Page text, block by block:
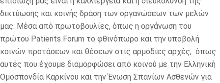
δικτύωσης και κοινής δράση των οργανώσεων των μελών
μας. Μέσα από πρωτοβουλίες, όπως η οργάνωση του
πρώτου Patients Forum το φθινόπωρο και την υποβολή
κοινών προτάσεων και θέσεων στις αρμόδιες αρχές, όπως
αυτές που έχουμε διαμορφώσει από κοινού με την Ελληνική
Ομοσπονδία Καρκίνου και την Ένωση Σπανίων Ασθενών για